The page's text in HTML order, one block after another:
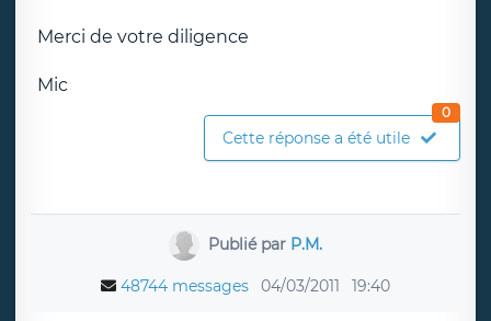
Merci de votre diligence
Mic
Cette réponse a été utile
0
Publié par P.M.
48744 messages 04/03/2011 19:40